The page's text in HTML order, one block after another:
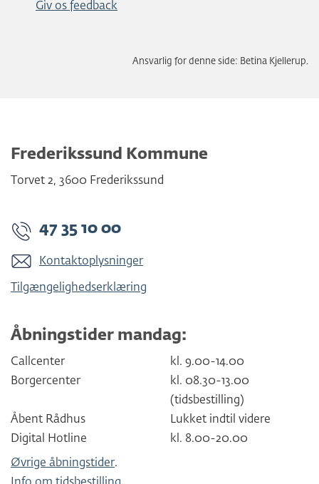
Giv os feedback
Ansvarlig for denne side: Betina Kjellerup.
Frederikssund Kommune
Torvet 2, 3600 Frederikssund
47 35 10 00
Kontaktoplysninger
Tilgængelighedserklæring
Åbningstider mandag:
Callcenter
kl. 9.00-14.00
Borgercenter
kl. 08.30-13.00
(tidsbestilling)
Åbent Rådhus
Lukket indtil videre
Digital Hotline
kl. 8.00-20.00
Øvrige åbningstider.